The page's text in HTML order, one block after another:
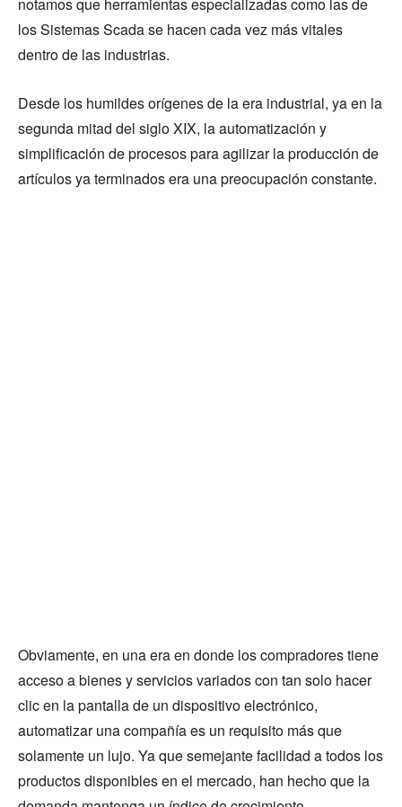
los Sistemas Scada se hacen cada vez más vitales
dentro de las industrias.
Desde los humildes orígenes de la era industrial, ya en la
segunda mitad del siglo XIX, la automatización y
simplificación de procesos para agilizar la producción de
artículos ya terminados era una preocupación constante.
Obviamente, en una era en donde los compradores tiene
acceso a bienes y servicios variados con tan solo hacer
clic en la pantalla de un dispositivo electrónico,
automatizar una compañía es un requisito más que
solamente un lujo. Ya que semejante facilidad a todos los
productos disponibles en el mercado, han hecho que la